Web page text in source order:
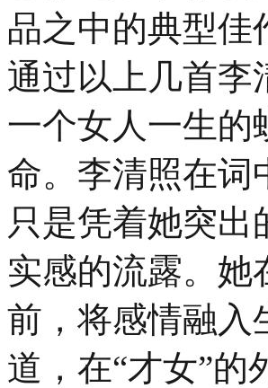
品之中的典型佳
通过以上几首李
一个女人一生的
命。李清照在词
只是凭着她突
实感的流露。她
前，将感情融入
道，在“才女”的